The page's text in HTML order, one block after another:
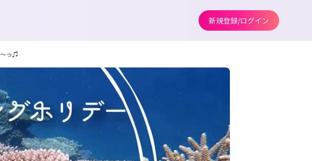
新規登録/ログイン
〜っ♫